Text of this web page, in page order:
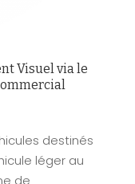
Visuel via le
destinés
léger au
de